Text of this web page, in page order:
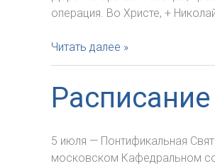
Антонио
Серрано
операция. Во Христе, +
Просьба
о
о
Струтинском
Читать далее »
5 июля — Понтификальная
московском Кафедральном